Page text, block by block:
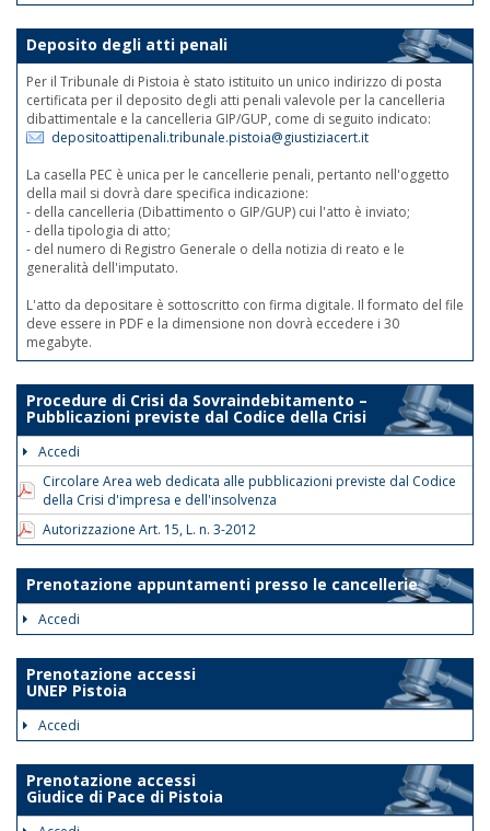
Deposito degli atti penali
Per il Tribunale di Pistoia è stato istituito un unico indirizzo di posta
certificata per il deposito degli atti penali valevole per la cancelleria
dibattimentale e la cancelleria GIP/GUP, come di seguito indicato:
depositoattipenali.tribunale.pistoia@giustiziacert.it
La casella PEC è unica per le cancellerie penali, pertanto nell'oggetto
della mail si dovrà dare specifica indicazione:
- della cancelleria (Dibattimento o GIP/GUP) cui l'atto è inviato;
- della tipologia di atto;
- del numero di Registro Generale o della notizia di reato e le
generalità dell'imputato.
L'atto da depositare è sottoscritto con firma digitale. Il formato del file
deve essere in PDF e la dimensione non dovrà eccedere i 30
megabyte.
Procedure di Crisi da Sovraindebitamento –
Pubblicazioni previste dal Codice della Crisi
Accedi
Circolare Area web dedicata alle pubblicazioni previste dal Codice
della Crisi d'impresa e dell'insolvenza
Autorizzazione Art. 15, L. n. 3-2012
Prenotazione appuntamenti presso le cancellerie
Accedi
Prenotazione accessi
UNEP Pistoia
Accedi
Prenotazione accessi
Giudice di Pace di Pistoia